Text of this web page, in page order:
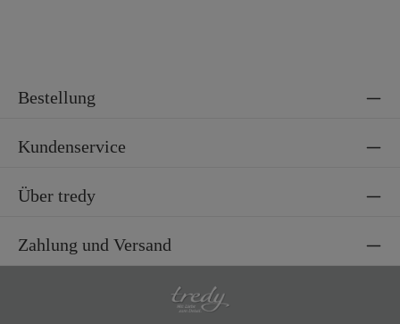
Bestellung
Kundenservice
Über tredy
Zahlung und Versand